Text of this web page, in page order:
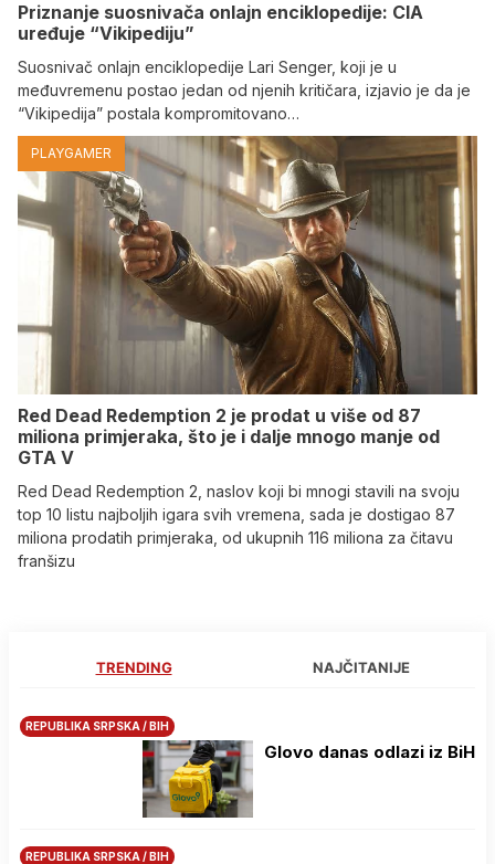
Priznanje suosnivača onlajn enciklopedije: CIA
uređuje “Vikipediju”
Suosnivač onlajn enciklopedije Lari Senger, koji je u
međuvremenu postao jedan od njenih kritičara, izjavio je da je
“Vikipedija” postala kompromitovano…
PLAYGAMER
Red Dead Redemption 2 je prodat u više od 87
miliona primjeraka, što je i dalje mnogo manje od
GTA V
Red Dead Redemption 2, naslov koji bi mnogi stavili na svoju
top 10 listu najboljih igara svih vremena, sada je dostigao 87
miliona prodatih primjeraka, od ukupnih 116 miliona za čitavu
franšizu
TRENDING NAJČITANIJE
REPUBLIKA SRPSKA / BIH
Glovo danas odlazi iz BiH
REPUBLIKA SRPSKA / BIH